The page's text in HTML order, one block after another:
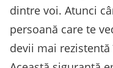
dintre voi. Atunci
persoană care te
devii mai